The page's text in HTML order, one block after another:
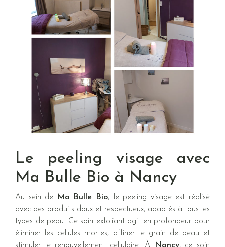
Le peeling visage avec
Ma Bulle Bio à Nancy
Au sein de Ma Bulle Bio, le peeling visage est réalisé
avec des produits doux et respectueux, adaptés à tous les
types de peau. Ce soin exfoliant agit en profondeur pour
éliminer les cellules mortes, affiner le grain de peau et